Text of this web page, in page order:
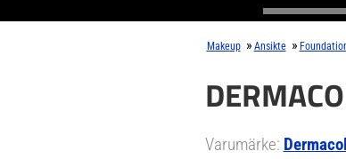
Makeup » Ansikte »
Varumärke: Dermacol